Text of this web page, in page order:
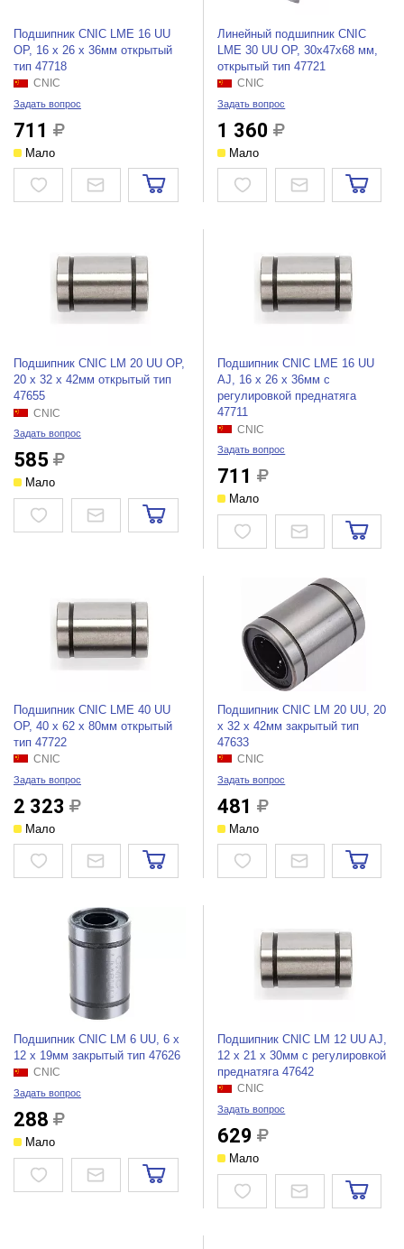
Подшипник CNIC LME 16 UU
OP, 16 х 26 х 36мм открытый
тип 47718
CNIC
Задать вопрос
711
Мало
Линейный подшипник CNIC
LMЕ 30 UU OP, 30x47x68 мм,
открытый тип 47721
CNIC
Задать вопрос
1 360
Мало
Подшипник CNIC LM 20 UU OP,
20 х 32 х 42мм открытый тип
47655
CNIC
Задать вопрос
585
Мало
Подшипник CNIC LME 16 UU
AJ, 16 х 26 х 36мм с
регулировкой преднатяга
47711
CNIC
Задать вопрос
711
Мало
Подшипник CNIC LME 40 UU
OP, 40 х 62 х 80мм открытый
тип 47722
CNIC
Задать вопрос
2 323
Мало
Подшипник CNIC LM 20 UU, 20
х 32 х 42мм закрытый тип
47633
CNIC
Задать вопрос
481
Мало
Подшипник CNIC LM 6 UU, 6 х
12 х 19мм закрытый тип 47626
CNIC
Задать вопрос
288
Мало
Подшипник CNIC LM 12 UU AJ,
12 х 21 х 30мм с регулировкой
преднатяга 47642
CNIC
Задать вопрос
629
Мало